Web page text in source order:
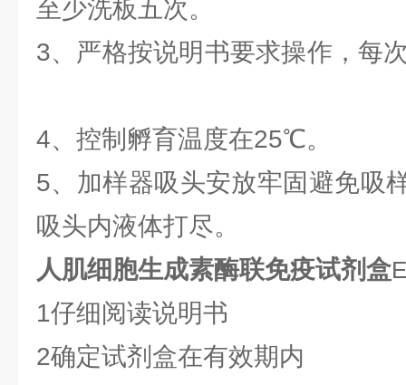
至少洗板五次。
3、严格按说明书要求操作，
4、控制孵育温度在25℃。
5、加样器吸头安放牢固避免吸
吸头内液体打尽。
人肌细胞生成素酶联免疫试剂盒
1仔细阅读说明书
2确定试剂盒在有效期内